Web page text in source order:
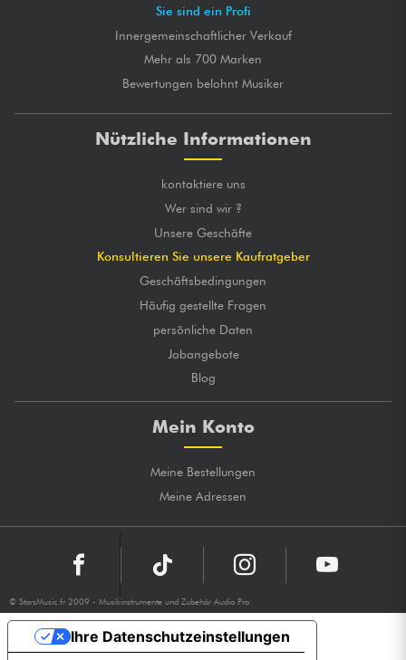
Sie sind ein Profi
Innergemeinschaftlicher Verkauf
Mehr als 700 Marken
Bewertungen belohnt Musiker
Nützliche Informationen
kontaktiere uns
Wer sind wir ?
Unsere Geschäfte
Konsultieren Sie unsere Kaufratgeber
Geschäftsbedingungen
Häufig gestellte Fragen
persönliche Daten
Jobangebote
Blog
Mein Konto
Meine Bestellungen
Meine Adressen
© StarsMusic.fr 2009 - Musikinstrumente und Zubehör Audio Pro
Ihre Datenschutzeinstellungen